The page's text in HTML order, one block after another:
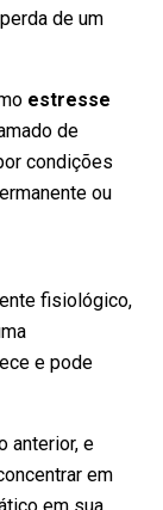
de um
estresse
de
condições
ou
fisiológico,
e pode
anterior, e
em